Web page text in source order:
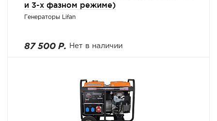
и 3-х фазном режиме)
Генераторы Lifan
87 500 Р. Нет в наличии